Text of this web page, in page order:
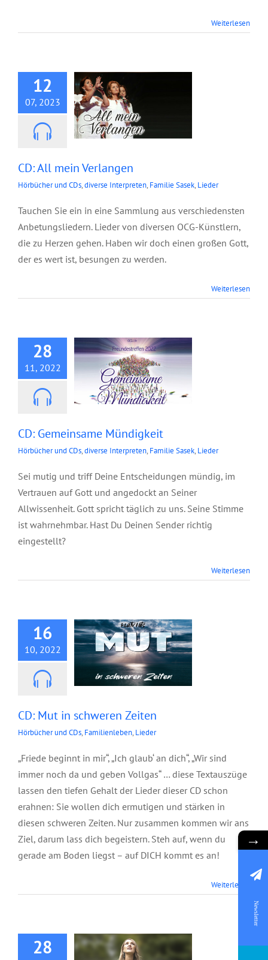
Weiterlesen
12
07, 2023
CD: All mein
CD: All mein Verlangen
Hörbücher und CDs,diverse Interpreten, Familie Sasek, Lieder
Tauchen Sie ein in eine Sammlung aus verschiedensten
Anbetungsliedern. Lieder von diversen OCG-Künstlern,
die zu Herzen gehen. Haben wir doch einen großen Gott,
der es wert ist, besungen zu werden.
Weiterlesen
28
11, 2022
CD: Gemeinsame
CD: Gemeinsame Mündigkeit
Hörbücher und CDs,diverse Interpreten, Familie Sasek, Lieder
Sei mutig und triff Deine Entscheidungen mündig, im
Vertrauen auf Gott und angedockt an Seiner
Allwissenheit. Gott spricht täglich zu uns. Seine Stimme
ist wahrnehmbar. Hast Du Deinen Sender richtig
eingestellt?
Weiterlesen
16
10, 2022
CD: Mut in
CD: Mut in schweren Zeiten
Hörbücher und CDs, Familienleben, Lieder
„Friede beginnt in mir“, „Ich glaub‘ an dich“, „Wir sind
immer noch da und geben Vollgas“ … diese Textauszüge
lassen den tiefen Gehalt der Lieder dieser CD schon
erahnen: Sie wollen dich ermutigen und stärken in
diesen schweren Zeiten. Nur zusammen kommen wir ans
Ziel, darum lass dich begeistern. Steh auf, wenn du
gerade am Boden liegst – auf DICH kommt es an!
Weiterlesen
28
→
Newsletter